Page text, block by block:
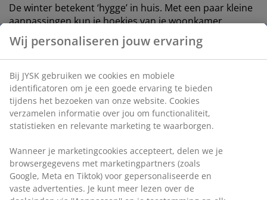
De winter betekent ‘hygge’ in huis. Met een paar kleine
aanpassingen kun je hoekjes van je woonkamer
omtoveren tot de perfecte plek om een winterslaap te
houden als het buiten koud is. Leg warme kussens en
een warm kleed in een fijne stoel, steek kaarsjes aan en
geniet.
Sfeervolle verlichting
Wij personaliseren jouw ervaring
Bij JYSK gebruiken we cookies en mobiele
identificatoren om je een goede ervaring te bieden
tijdens het bezoeken van onze website. Cookies
verzamelen informatie over jou om functionaliteit,
statistieken en relevante marketing te waarborgen.
Wanneer je marketingcookies accepteert, delen we je
browsergegevens met marketingpartners (zoals
Google, Meta en Tiktok) voor gepersonaliseerde en
vaste advertenties. Je kunt meer lezen over de